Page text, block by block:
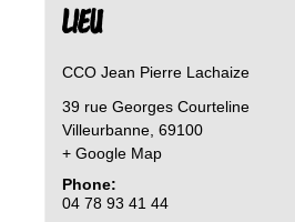
LIEU
CCO Jean Pierre Lachaize
39 rue Georges Courteline
Villeurbanne, 69100
+ Google Map
Phone:
04 78 93 41 44